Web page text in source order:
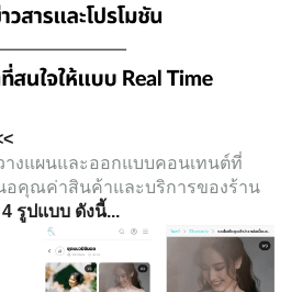
แผนและออกแบบคอนเทนต์ที่
อคุณค่าสินค้าและบริการของร้าน
รูปแบบ ดังนี้...